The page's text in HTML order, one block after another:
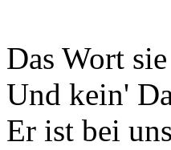
Das Wort
Und kein'
Er ist bei